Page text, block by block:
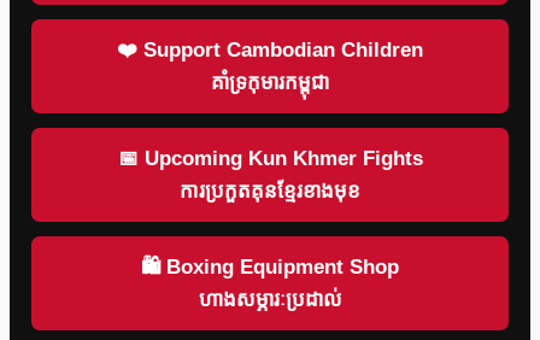
❤️ Support Cambodian Children
គាំទ្រកុមារកម្ពុជា
📅 Upcoming Kun Khmer Fights
ការប្រកួតគុនខ្មែរខាងមុខ
🛍 Boxing Equipment Shop
ហាងសម្ភារៈប្រដាល់